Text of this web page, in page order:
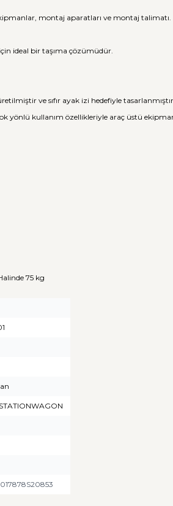
montaj aparatları ve montaj talimatı.
ideal bir taşıma çözümüdür.
ve sıfır ayak izi hedefiyle
yönlü kullanım özellikleriyle araç üstü
75 kg